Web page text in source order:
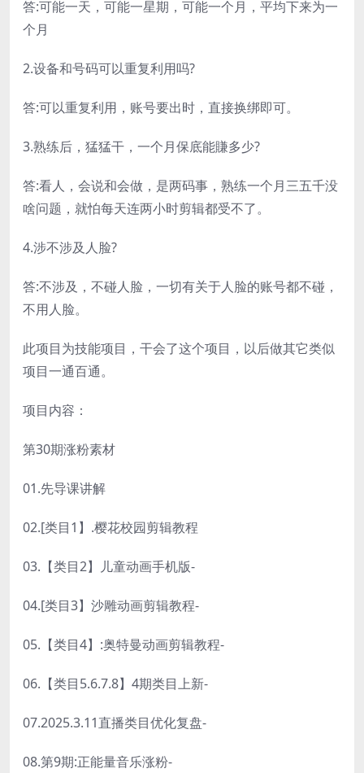
答:可能一天，可能一星期，可能一个月，平均下来为一
个月
2.设备和号码可以重复利用吗?
答:可以重复利用，账号要出时，直接换绑即可。
3.熟练后，猛猛干，一个月保底能賺多少?
答:看人，会说和会做，是两码事，熟练一个月三五千没
啥问题，就怕每天连两小时剪辑都受不了。
4.涉不涉及人脸?
答:不涉及，不碰人脸，一切有关于人脸的账号都不碰，
不用人脸。
此项目为技能项目，干会了这个项目，以后做其它类似
项目一通百通。
项目内容：
第30期涨粉素材
01.先导课讲解
02.[类目1】.樱花校园剪辑教程
03.【类目2】儿童动画手机版-
04.[类目3】沙雕动画剪辑教程-
05.【类目4】:奥特曼动画剪辑教程-
06.【类目5.6.7.8】4期类目上新-
07.2025.3.11直播类目优化复盘-
08.第9期:正能量音乐涨粉-